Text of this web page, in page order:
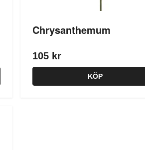
Chrysanthemum
105 kr
KÖP